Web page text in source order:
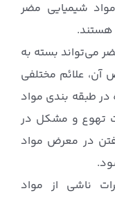
شیمیایی مضر
هستند.
می‌تواند بسته به
آن، علائم مختلفی
در طبقه بندی مواد
تهوع و مشکل در
در معرض مواد
ناشی از مواد